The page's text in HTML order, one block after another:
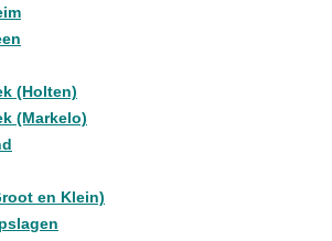
(Holten)
(Markelo)
en Klein)